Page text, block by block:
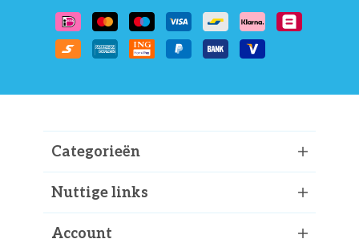
Categorieën
Nuttige links
Account